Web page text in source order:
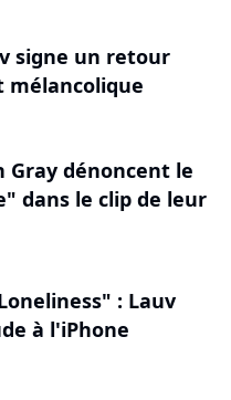
signe un retour
Gray dénoncent le
dans le clip de leur
: Lauv
à l'iPhone